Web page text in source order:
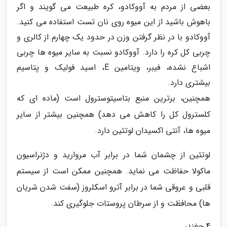
بعضی از مردم به آووکادو، کره طبیعت می گویند و اگر
باهوش باشید از این میوه روی نان تست استفاده می کنید.
آووکادو با در نظر گرفتن وزن در حدود یک چهارم از کالری و
چربی کل کره را دارد. آووکادو نسبت به سایر میوه ها چربی
اشباع نشده، فیبر، ویتامین E، اسید فولیک و پتاسیم
بیشتری دارد.
همچنین، برترین منبع بتاسیتوسترول است (ماده ای که
کلسترول کل را کاهش می دهد) همچنین بیشتر از سایر
میوه ها، آنتی اکسیدان لوتئین دارد.
لوتئین از چشمان شما در برابر آب مروارید و دژنراسیون
ماکولا حفاظت می نماید. همچنین ممکن است از سیستم
قلبی و عروقی شما در برابر آترو اسکلروز (سفت شدن شریان
ها) محافظت و از سرطان پروستات جلوگیری کند.